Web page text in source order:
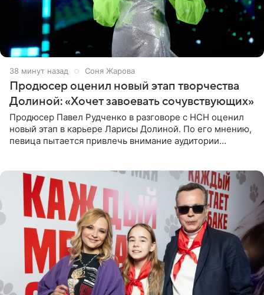
38 минут назад Соня Жарова
Продюсер оценил новый этап творчества
Долиной: «Хочет завоевать сочувствующих»
Продюсер Павел Рудченко в разговоре с НСН оценил
новый этап в карьере Ларисы Долиной. По его мнению,
певица пытается привлечь внимание аудитории